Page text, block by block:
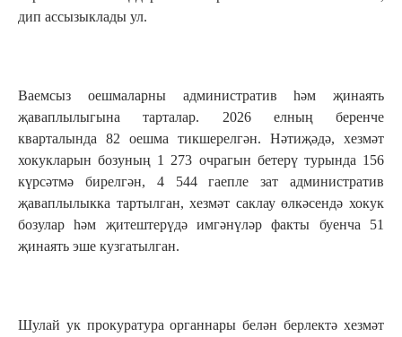
дип ассызыклады ул.
Ваемсыз оешмаларны административ һәм җинаять
җаваплылыгына тарталар. 2026 елның беренче
кварталында 82 оешма тикшерелгән. Нәтиҗәдә, хезмәт
хокукларын бозуның 1 273 очрагын бетерү турында 156
күрсәтмә бирелгән, 4 544 гаепле зат административ
җаваплылыкка тартылган, хезмәт саклау өлкәсендә хокук
бозулар һәм җитештерүдә имгәнүләр факты буенча 51
җинаять эше кузгатылган.
Шулай ук прокуратура органнары белән берлектә хезмәт